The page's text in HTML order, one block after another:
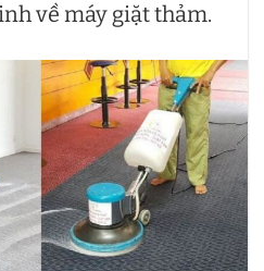
về máy giặt thảm.